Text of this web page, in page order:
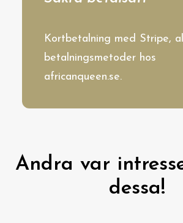
Kortbetalning med Stripe,
betalningsmetoder hos
africanqueen.se.
Andra var
dessa!